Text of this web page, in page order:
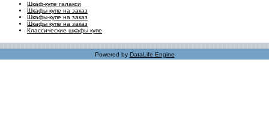
Шкаф-купе галакси
Шкафы купе на заказ
Шкафы-купе на заказ
Шкафы купе на заказ
Классические шкафы купе
Powered by DataLife Engine